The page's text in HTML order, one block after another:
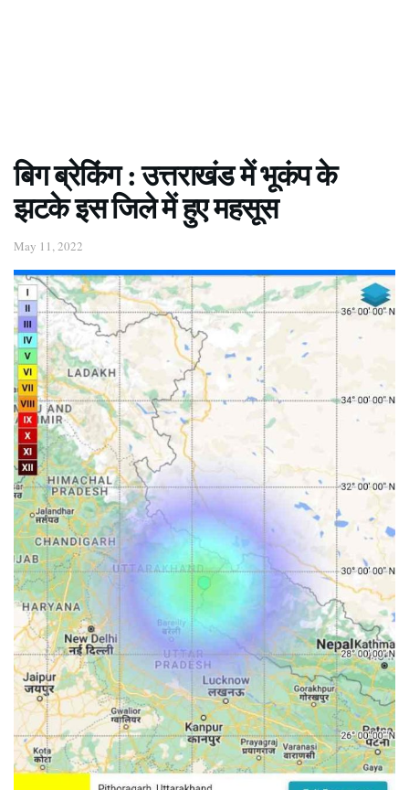
बिग ब्रेकिंग : उत्तराखंड में भूकंप के
झटके इस जिले में हुए महसूस
May 11, 2022